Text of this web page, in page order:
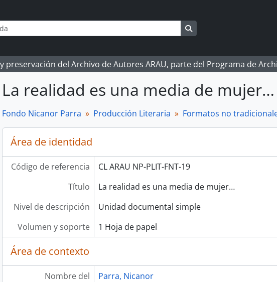
del Archivo de Autores ARAU, parte del Programa de
La realidad es una media de mujer…
Fondo Nicanor Parra Producción Literaria Formatos no
Área de identidad
Código de referencia
CL ARAU NP-PLIT-FNT-19
Título
La realidad es una media de mujer…
Nivel de descripción
Unidad documental simple
Volumen y soporte
1 Hoja de papel
Área de contexto
Nombre del
Parra, Nicanor